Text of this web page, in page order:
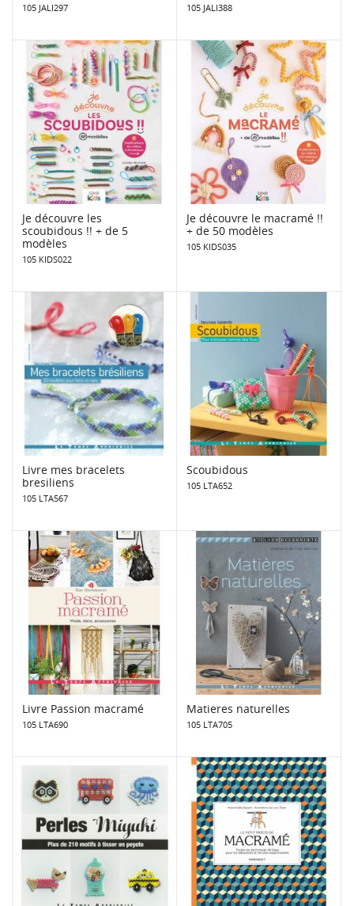
105 JALI297 105 JALI388
Je découvre les
scoubidous !! + de 5
modèles
105 KIDS022
Je découvre le macramé !!
+ de 50 modèles
105 KIDS035
Livre mes bracelets
bresiliens
105 LTA567
Scoubidous
105 LTA652
Livre Passion macramé
105 LTA690
Matieres naturelles
105 LTA705